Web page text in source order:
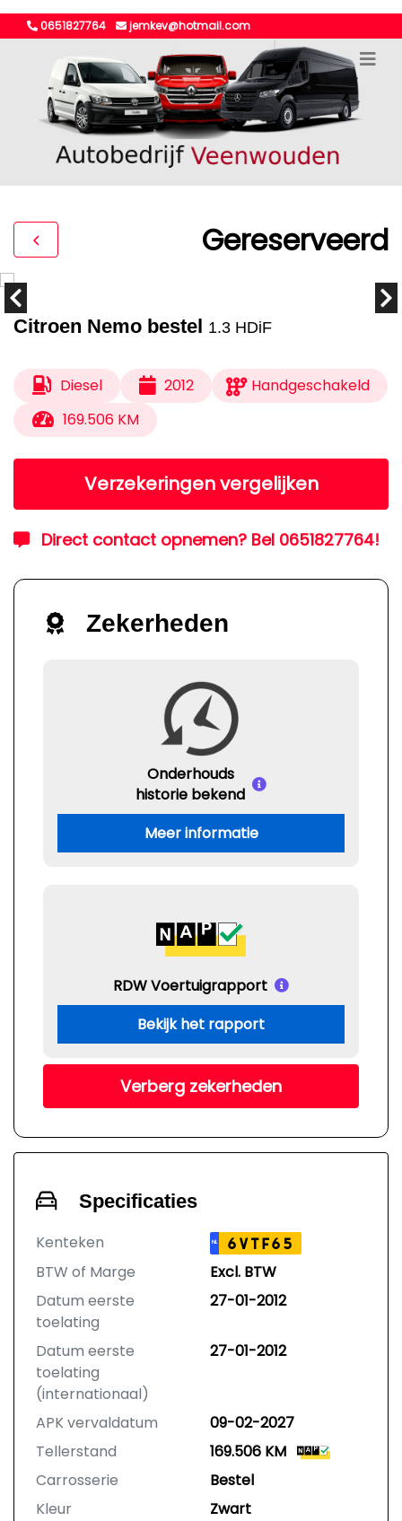
0651827764 jemkev@hotmail.com
Gereserveerd
Citroen Nemo bestel 1.3 HDiF
Diesel 2012
Handgeschakeld
169.506 KM
Verzekeringen vergelijken
Direct contact opnemen? Bel 0651827764!
Zekerheden
Onderhouds
historie bekend
Meer informatie
RDW Voertuigrapport
Bekijk het rapport
Verberg zekerheden
Specificaties
Kenteken NL 6VTF65
BTW of Marge
Excl. BTW
Datum eerste
toelating
27-01-2012
Datum eerste
toelating
(internationaal)
27-01-2012
APK vervaldatum
09-02-2027
Tellerstand
169.506 KM
Carrosserie
Bestel
Kleur
Zwart